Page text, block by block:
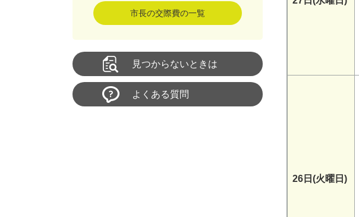
26日(火曜日)
市長の交際費の一覧
見つからないときは
よくある質問